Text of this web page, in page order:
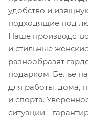
удобство и
подходящие под
Наше
и стильные
разнообразят
подарком. Белье
для работы, дома,
и спорта.
ситуации -